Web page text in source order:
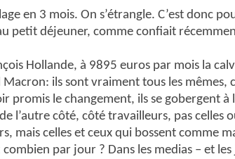
en 3 mois. On s’étrangle. C’est donc
petit déjeuner, comme confiait
Hollande, à 9895 euros par mois la
Macron: ils sont vraiment tous les mêmes,
promis le changement, ils se gobergent à
l’autre côté, côté travailleurs, pas celles
mais celles et ceux qui bossent comme
combien par jour ? Dans les medias – et